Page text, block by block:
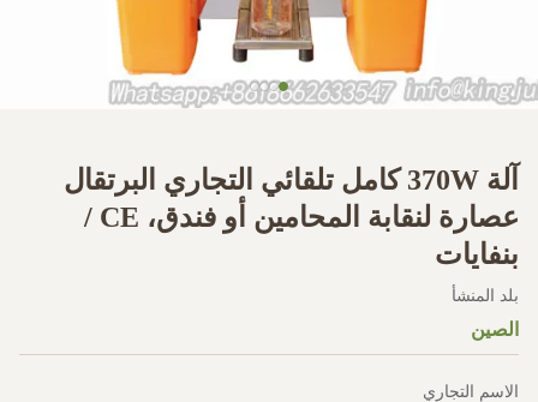
آلة 370W كامل تلقائي التجاري البرتقال
عصارة لنقابة المحامين أو فندق، CE /
بنفايات
بلد المنشأ
الصين
الاسم التجاري